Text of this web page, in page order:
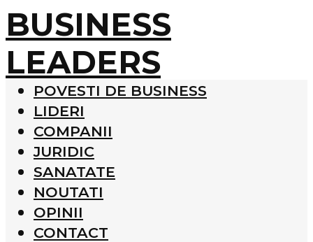
BUSINESS
LEADERS
POVESTI DE BUSINESS
LIDERI
COMPANII
JURIDIC
SANATATE
NOUTATI
OPINII
CONTACT